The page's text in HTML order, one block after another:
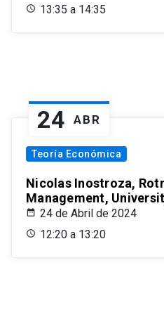
13:35 a 14:35
24 ABR
Teoría Económica
Nicolas Inostroza,
Management,
24 de Abril de 2024
12:20 a 13:20